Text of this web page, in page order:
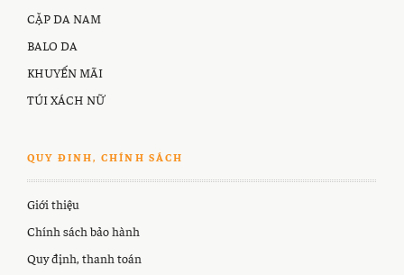
CẶP DA NAM
BALO DA
KHUYẾN MÃI
TÚI XÁCH NỮ
QUY ĐINH, CHÍNH SÁCH
Giới thiệu
Chính sách bảo hành
Quy định, thanh toán